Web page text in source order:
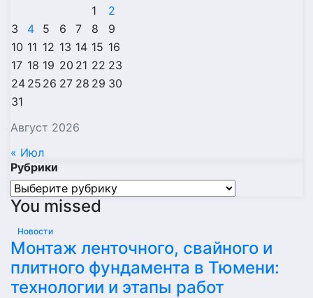
Август 2026
1
2
3
4 5 6 7 8
9
10 11 12 13 14 15 16
17 18 19 20 21 22 23
24 25 26 27 28 29 30
31
« Июл
Рубрики
Рубрики
You missed
Новости
Монтаж ленточного, свайного и
плитного фундамента в Тюмени:
технологии и этапы работ